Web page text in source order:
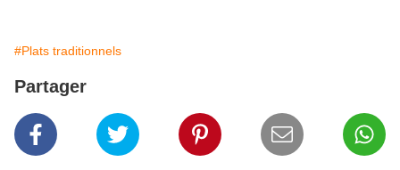
#Plats traditionnels
Partager